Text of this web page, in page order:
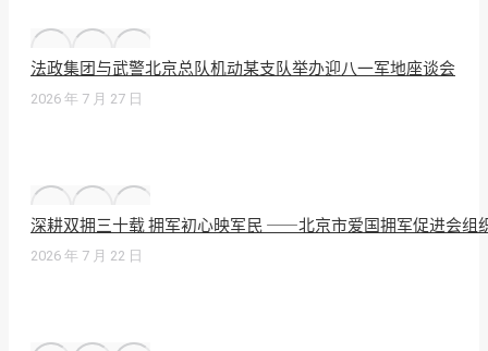
法政集团与武警北京总队机动某支队举办迎八一军地座谈会
2026 年 7 月 27 日
深耕双拥三十载 拥军初心映军民 ——北京市爱国拥军促进会组
2026 年 7 月 22 日